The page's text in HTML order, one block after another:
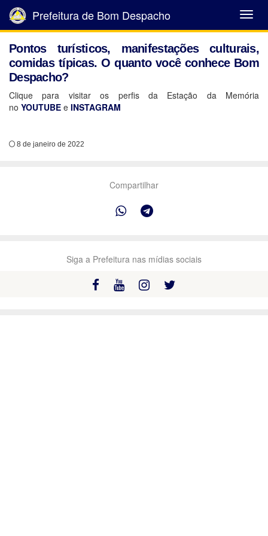
Abrir
Menu
Prefeitura de Bom Despacho
Pontos turísticos, manifestações culturais,
comidas típicas. O quanto você conhece Bom
Despacho?
Clique para visitar os perfis da Estação da Memória
no YOUTUBE e INSTAGRAM
8 de janeiro de 2022
Compartilhar
Siga a Prefeitura nas mídias sociais